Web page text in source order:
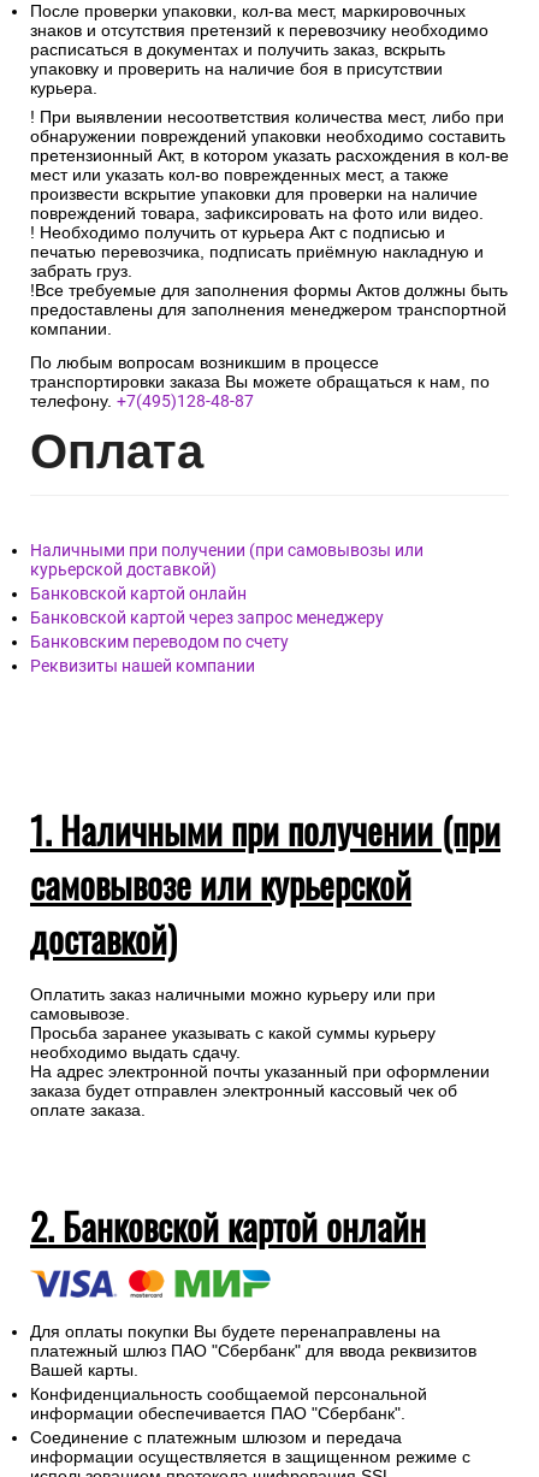
После проверки упаковки, кол-ва мест, маркировочных
знаков и отсутствия претензий к перевозчику необходимо
расписаться в документах и получить заказ, вскрыть
упаковку и проверить на наличие боя в присутствии
курьера.
! При выявлении несоответствия количества мест, либо при
обнаружении повреждений упаковки необходимо составить
претензионный Акт, в котором указать расхождения в кол-ве
мест или указать кол-во поврежденных мест, а также
произвести вскрытие упаковки для проверки на наличие
повреждений товара, зафиксировать на фото или видео.
! Необходимо получить от курьера Акт с подписью и
печатью перевозчика, подписать приёмную накладную и
забрать груз.
!Все требуемые для заполнения формы Актов должны быть
предоставлены для заполнения менеджером транспортной
компании.
По любым вопросам возникшим в процессе
транспортировки заказа Вы можете обращаться к нам, по
телефону. +7(495)128-48-87
Оплата
Наличными при получении (при самовывозы или
курьерской доставкой)
Банковской картой онлайн
Банковской картой через запрос менеджеру
Банковским переводом по счету
Реквизиты нашей компании
1. Наличными при получении (при
самовывозе или курьерской
доставкой)
Оплатить заказ наличными можно курьеру или при
самовывозе.
Просьба заранее указывать с какой суммы курьеру
необходимо выдать сдачу.
На адрес электронной почты указанный при оформлении
заказа будет отправлен электронный кассовый чек об
оплате заказа.
2. Банковской картой онлайн
Для оплаты покупки Вы будете перенаправлены на
платежный шлюз ПАО "Сбербанк" для ввода реквизитов
Вашей карты.
Конфиденциальность сообщаемой персональной
информации обеспечивается ПАО "Сбербанк".
Соединение с платежным шлюзом и передача
информации осуществляется в защищенном режиме с